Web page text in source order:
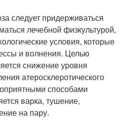
следует придерживаться
лечебной физкультурой,
условия, которые
и волнения. Целью
снижение уровня
атеросклеротического
способами
варка, тушение,
на пару.